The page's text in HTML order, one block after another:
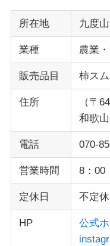
所在地 九度山
業種 農業
販売品目 柿ス
住所
（〒
和歌
電話 070-
営業時間 8：00
定休日 不定休
HP
公式